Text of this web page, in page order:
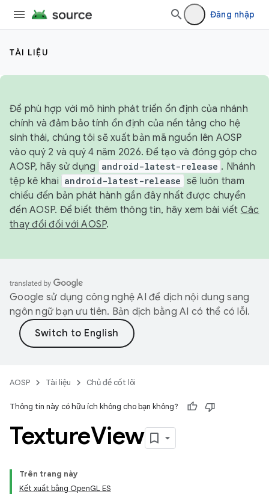
Đăng nhập
TÀI LIỆU
Để phù hợp với mô hình phát triển ổn định của nhánh
chính và đảm bảo tính ổn định của nền tảng cho hệ
sinh thái, chúng tôi sẽ xuất bản mã nguồn lên AOSP
vào quý 2 và quý 4 năm 2026. Để tạo và đóng góp cho
AOSP, hãy sử dụng
android-latest-release . Nhánh
tệp kê khai android-latest-release sẽ luôn tham
chiếu đến bản phát hành gần đây nhất được chuyển
đến AOSP. Để biết thêm thông tin, hãy xem bài viết Các
thay đổi đối với AOSP.
Google sử dụng công nghệ AI để dịch nội dung sang
ngôn ngữ bạn ưu tiên. Bản dịch bằng AI có thể có lỗi.
AOSP Tài liệu Chủ đề cốt lõi
Thông tin này có hữu ích không cho bạn không?
TextureView
Trên trang này
Kết xuất bằng OpenGL ES